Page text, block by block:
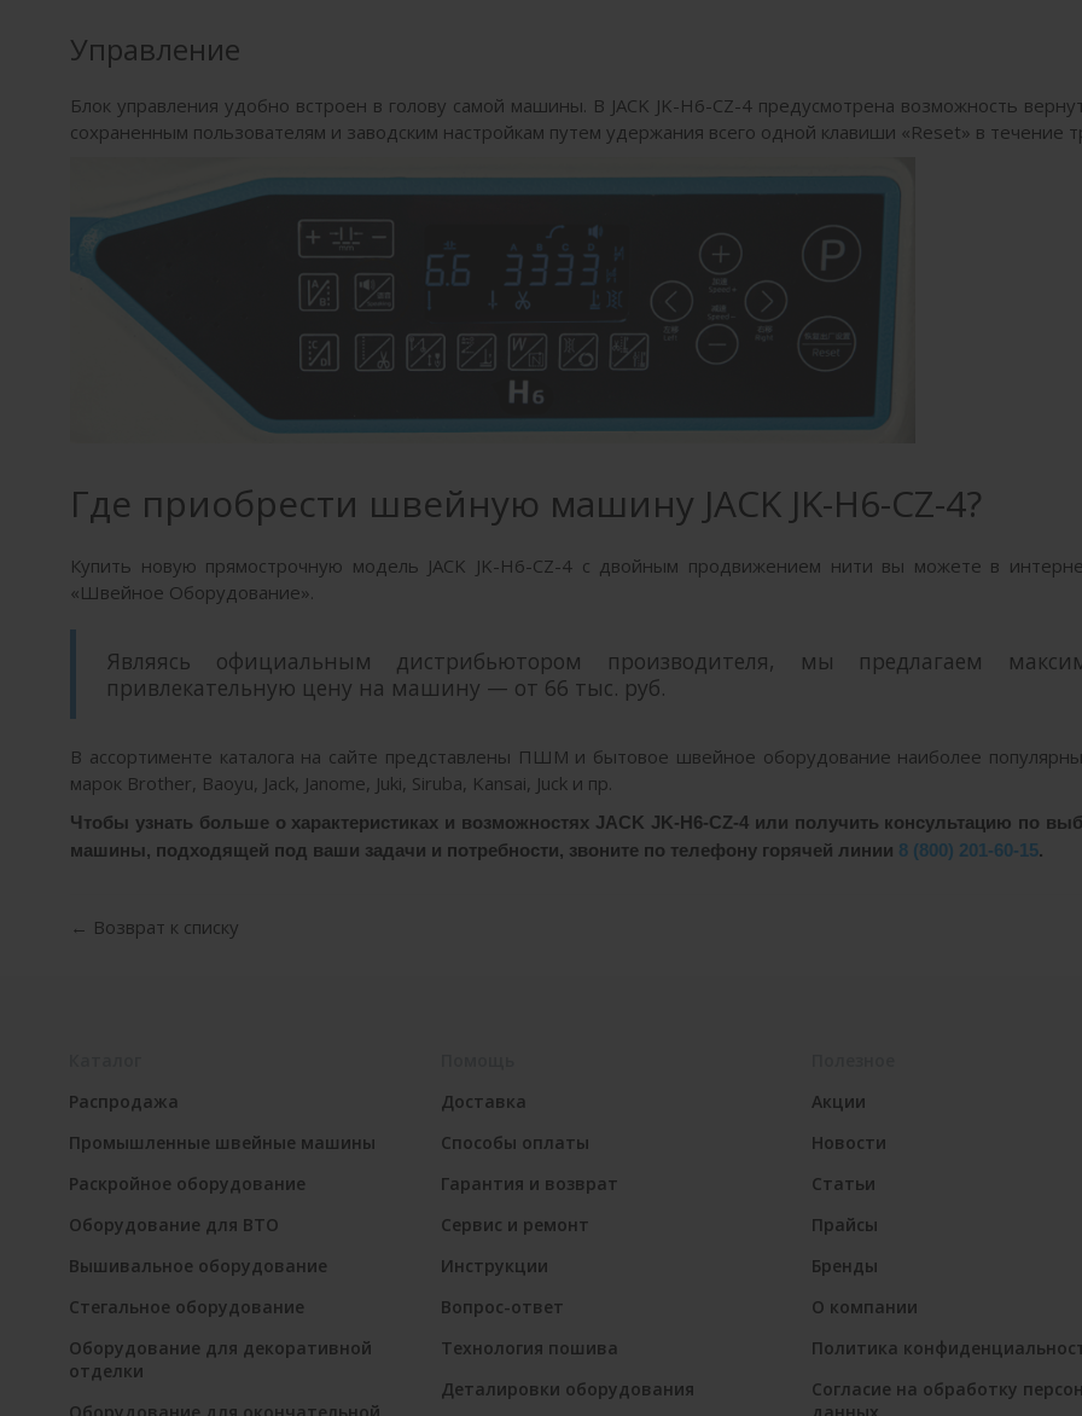
Управление
Блок управления удобно встроен в голову самой машины. В JACK JK-H6-CZ-4 предусмотрена возможность
сохраненным пользователям и заводским настройкам путем удержания всего одной клавиши «Reset» в течение
Где приобрести швейную машину JACK JK-H6-CZ-4?
Купить новую прямострочную модель JACK JK-H6-CZ-4 с двойным продвижением нити вы можете в
«Швейное Оборудование».
Являясь официальным дистрибьютором производителя, мы предлагаем
привлекательную цену на машину — от 66 тыс. руб.
В ассортименте каталога на сайте представлены ПШМ и бытовое швейное оборудование наиболее
марок Brother, Baoyu, Jack, Janome, Juki, Siruba, Kansai, Juck и пр.
Чтобы узнать больше о характеристиках и возможностях JACK JK-H6-CZ-4 или получить консультацию по
машины, подходящей под ваши задачи и потребности, звоните по телефону горячей линии 8 (800) 201-60-15.
← Возврат к списку
Распродажа
Промышленные швейные машины
Раскройное оборудование
Оборудование для ВТО
Вышивальное оборудование
Стегальное оборудование
Оборудование для декоративной
отделки
Оборудование для окончательной
Доставка
Способы оплаты
Гарантия и возврат
Сервис и ремонт
Инструкции
Вопрос-ответ
Технология пошива
Деталировки оборудования
Акции
Новости
Статьи
Прайсы
Бренды
О компании
Политика
Согласие на обработку
данных